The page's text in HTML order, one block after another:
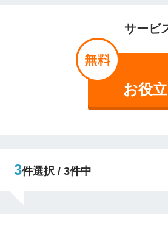
サービ
お役
3件選択 / 3件中